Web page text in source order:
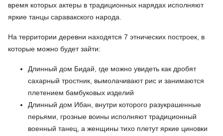
время которых актеры в традиционных нарядах исполняют
яркие танцы саравакского народа.
На территории деревни находятся 7 этнических построек, в
которые можно будет зайти:
Длинный дом Бидай, где можно увидеть как дробят
сахарный тростник, вымолачивают рис и занимаются
плетением бамбуковых изделий
Длинный дом Ибан, внутри которого разукрашенные
перьями, грозные воины исполняют традиционный
военный танец, а женщины тихо плетут яркие циновки